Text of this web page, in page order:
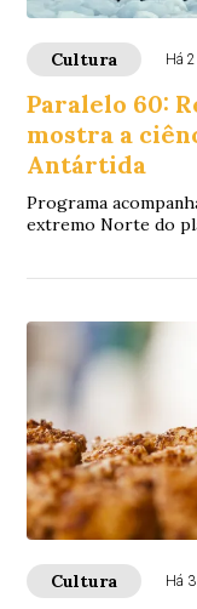
Cultura Há
Paralelo 60:
mostra a
Antártida
Programa
extremo Norte do
Cultura Há